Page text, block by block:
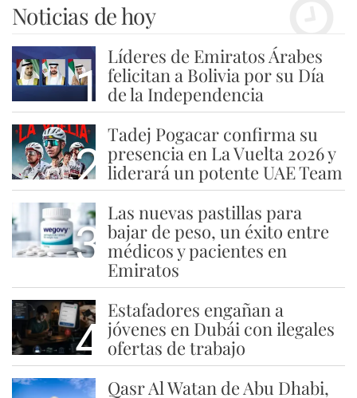
Noticias de hoy
1
Líderes de Emiratos Árabes
felicitan a Bolivia por su Día
de la Independencia
2
Tadej Pogacar confirma su
presencia en La Vuelta 2026 y
liderará un potente UAE Team
3
Las nuevas pastillas para
bajar de peso, un éxito entre
médicos y pacientes en
Emiratos
4
Estafadores engañan a
jóvenes en Dubái con ilegales
ofertas de trabajo
Qasr Al Watan de Abu Dhabi,